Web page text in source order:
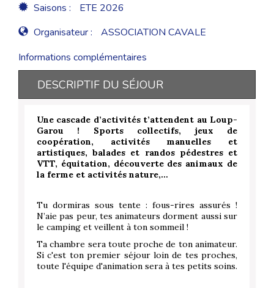
Saisons :
ETE 2026
Organisateur :
ASSOCIATION CAVALE
Informations complémentaires
DESCRIPTIF DU SÉJOUR
Une cascade d’activités t’attendent au Loup-
Garou ! Sports collectifs, jeux de
coopération, activités manuelles et
artistiques, balades et randos pédestres et
VTT, équitation, découverte des animaux de
la ferme et activités nature,…
Tu dormiras sous tente : fous-rires assurés !
N’aie pas peur, tes animateurs dorment aussi sur
le camping et veillent à ton sommeil !
Ta chambre sera toute proche de ton animateur.
Si c'est ton premier séjour loin de tes proches,
toute l'équipe d'animation sera à tes petits soins.